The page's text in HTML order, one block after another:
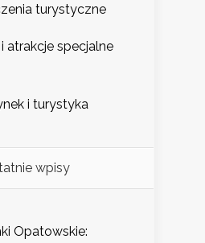
turystyczne
atrakcje specjalne
i turystyka
wpisy
Opatowskie: